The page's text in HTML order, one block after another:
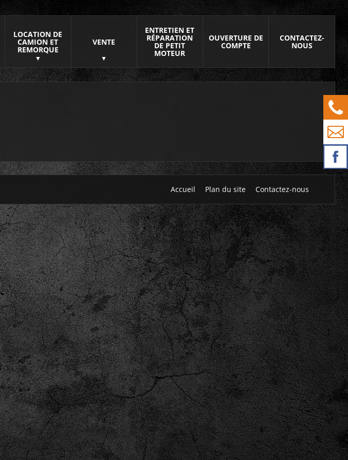
LOCATION DE
CAMION ET
REMORQUE
VENTE
ENTRETIEN ET
RÉPARATION
DE PETIT
MOTEUR
OUVERTURE DE
COMPTE
CONTACTEZ-
NOUS
Accueil Plan du site Contactez-nous